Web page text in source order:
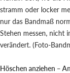
stramm oder locker
nur das Bandmaß
Stehen messen, nicht
verändert. (Foto-
Höschen anziehen –